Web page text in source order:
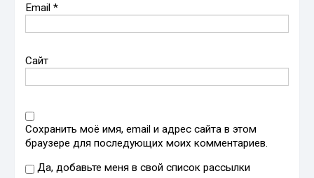
Email*
Сайт
Сохранить моё имя, email и адрес сайта в этом
браузере для последующих моих комментариев.
Да, добавьте меня в свой список рассылки